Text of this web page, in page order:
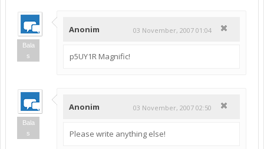
Bala
s
Anonim 03 November, 2007 01:04
p5UY1R Magnific!
Bala
s
Anonim 03 November, 2007 02:50
Please write anything else!